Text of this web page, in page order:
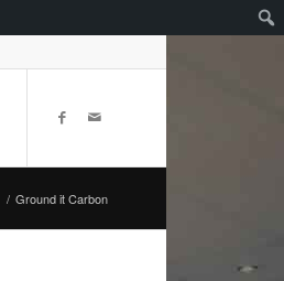
/ Ground it Carbon